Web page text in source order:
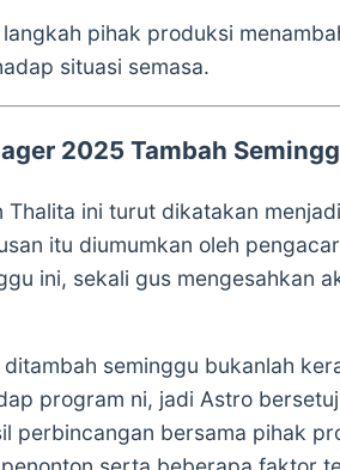
pihak produksi
situasi semasa.
2025 Tambah
ini turut dikatakan
itu diumumkan oleh
ini, sekali gus mengesahkan
seminggu bukanlah
program ni, jadi Astro
perbincangan bersama pihak